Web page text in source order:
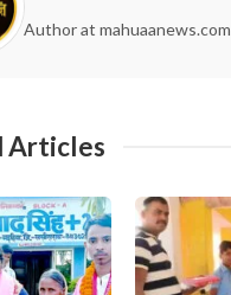
Author at mahuaanews.com
Articles